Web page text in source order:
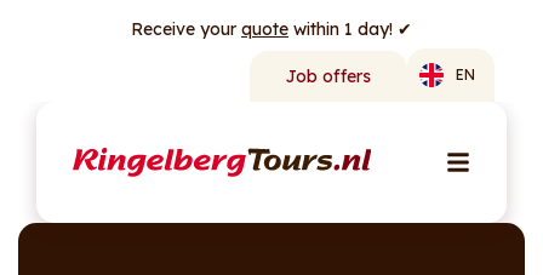
Receive your quote within 1 day! ✔
Job offers EN